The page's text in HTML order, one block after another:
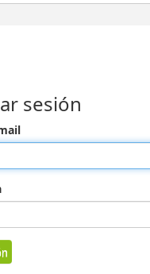
sesión